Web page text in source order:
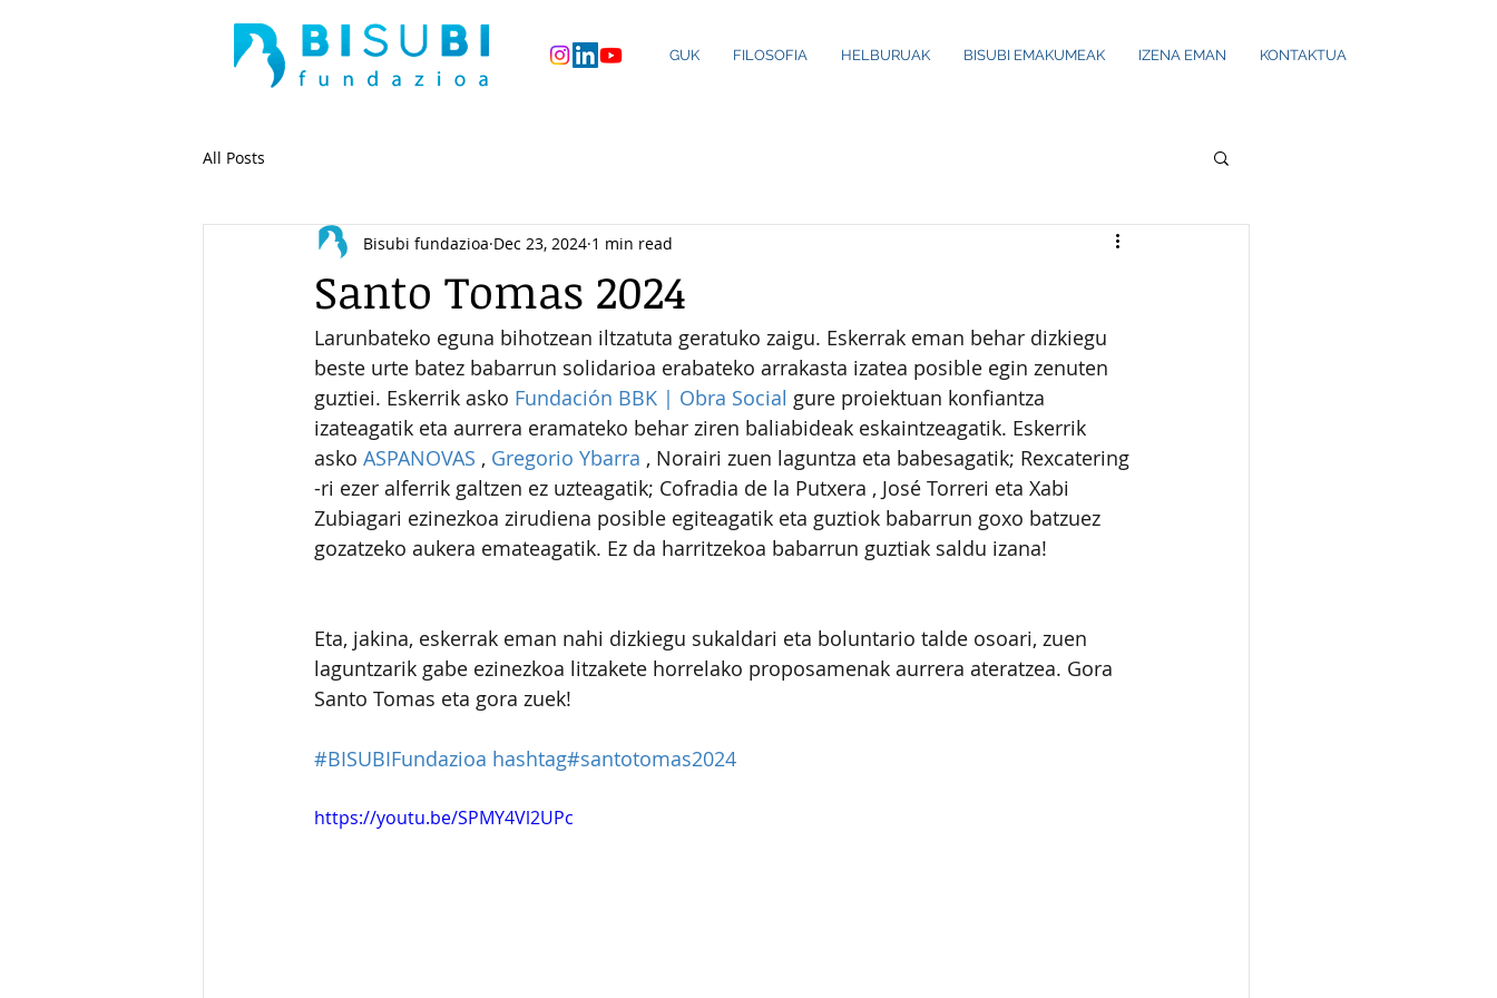
GUK FILOSOFIA HELBURUAK BISUBI EMAKUMEAK IZENA EMAN KONTAKTUA
All Posts
Santo Tomas 2024
Bisubi fundazioa Dec 23, 2024 1 min read
Larunbateko eguna bihotzean iltzatuta geratuko zaigu. Eskerrak eman behar dizkiegu
beste urte batez babarrun solidarioa erabateko arrakasta izatea posible egin zenuten
guztiei. Eskerrik asko Fundación BBK | Obra Social gure proiektuan konfiantza
izateagatik eta aurrera eramateko behar ziren baliabideak eskaintzeagatik. Eskerrik
asko ASPANOVAS , Gregorio Ybarra , Norairi zuen laguntza eta babesagatik; Rexcatering
-ri ezer alferrik galtzen ez uzteagatik; Cofradia de la Putxera , José Torreri eta Xabi
Zubiagari ezinezkoa zirudiena posible egiteagatik eta guztiok babarrun goxo batzuez
gozatzeko aukera emateagatik. Ez da harritzekoa babarrun guztiak saldu izana!
Eta, jakina, eskerrak eman nahi dizkiegu sukaldari eta boluntario talde osoari, zuen
laguntzarik gabe ezinezkoa litzakete horrelako proposamenak aurrera ateratzea. Gora
Santo Tomas eta gora zuek!
#BISUBIFundazioa hashtag#santotomas2024
https://youtu.be/SPMY4Vl2UPc